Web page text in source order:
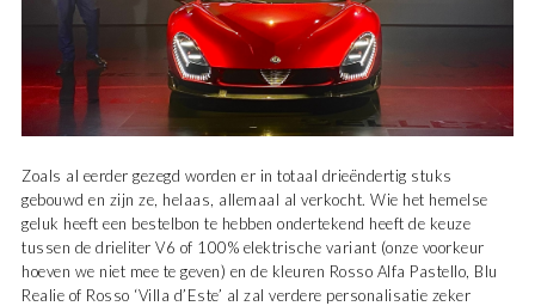
Zoals al eerder gezegd worden er in totaal drieëndertig stuks
gebouwd en zijn ze, helaas, allemaal al verkocht. Wie het hemelse
geluk heeft een bestelbon te hebben ondertekend heeft de keuze
tussen de drieliter V6 of 100% elektrische variant (onze voorkeur
hoeven we niet mee te geven) en de kleuren Rosso Alfa Pastello, Blu
Realie of Rosso ‘Villa d’Este’ al zal verdere personalisatie zeker